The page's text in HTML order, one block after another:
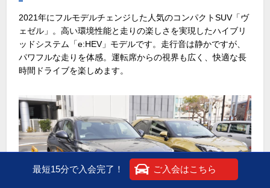
2021年にフルモデルチェンジした人気のコンパクトSUV「ヴ
ェゼル」。高い環境性能と走りの楽しさを実現したハイブリ
ッドシステム「e:HEV」モデルです。走行音は静かですが、
パワフルな走りを体感。運転席からの視界も広く、快適な長
時間ドライブを楽しめます。
最短15分で入会完了！ ご入会はこちら